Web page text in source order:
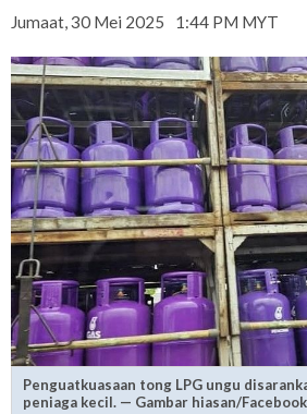
Jumaat, 30 Mei 2025 1:44 PM MYT
Penguatkuasaan tong LPG ungu
peniaga kecil. — Gambar hiasan/Facebook